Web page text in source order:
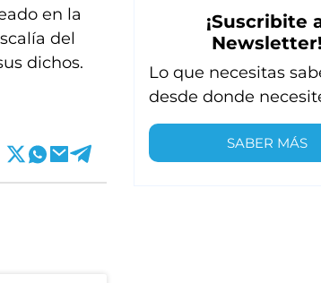
en la
del
dichos.
¡Suscribite
Newsletter!
Lo que necesitas
desde donde
SABER MÁS